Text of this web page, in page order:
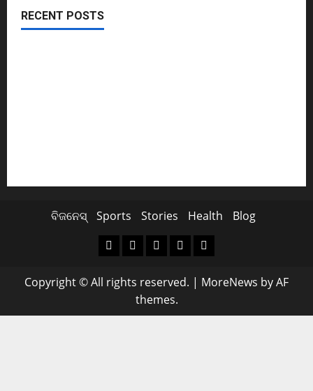
RECENT POSTS
ବିଜନେସ୍ Sports Stories Health Blog
Copyright © All rights reserved. | MoreNews by AF
themes.